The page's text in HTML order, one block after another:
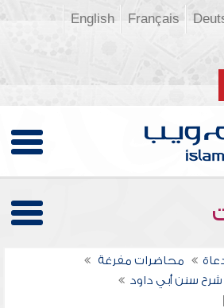
Français
English
محاضرات مفرغة
شرح سنن أبي داود